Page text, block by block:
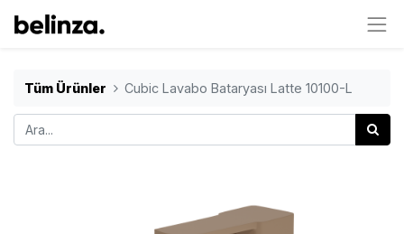
Tüm Ürünler Cubic Lavabo Bataryası Latte 10100-L